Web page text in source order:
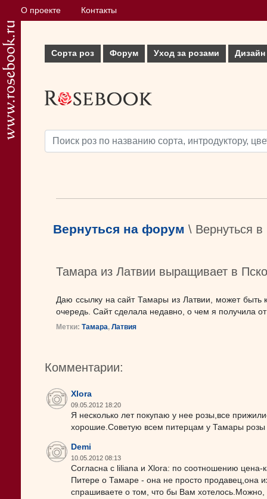
О проекте Контакты
Сорта роз Форум Уход за розами Дизайн
Вернуться на форум \ Вернуться
Тамара из Латвии выращивает в
Даю ссылку на сайт Тамары из Латвии, может быть
очередь. Сайт сделала недавно, о чем я получила
Метки: Тамара, Латвия
Комментарии:
Xlora
09.05.2012 18:20
Я несколько лет покупаю у нее розы,все
хорошие.Советую всем питерцам у Тамары розы
Demi
10.05.2012 08:13
Согласна с liliana и Xlora: по соотношению
Питере о Тамаре - она не просто продавец,она
спрашиваете о том, что бы Вам хотелось.Можно,